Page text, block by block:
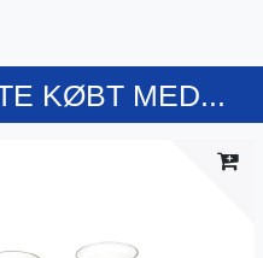
KØBT MED...